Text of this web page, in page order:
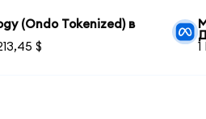
(Ondo Tokenized) в
$